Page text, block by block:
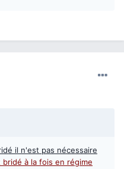
il n'est pas nécessaire
à la fois en régime